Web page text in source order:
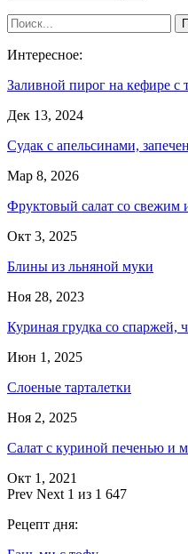
Интересное:
Заливной пирог на кефире с
Дек 13, 2024
Судак с апельсинами,
Мар 8, 2026
Фруктовый салат со
Окт 3, 2025
Блины из льняной муки
Ноя 28, 2023
Куриная грудка со спаржей,
Июн 1, 2025
Слоеные тарталетки
Ноя 2, 2025
Салат с куриной печенью и
Окт 1, 2021
Prev Next 1 из 1 647
Рецепт дня: